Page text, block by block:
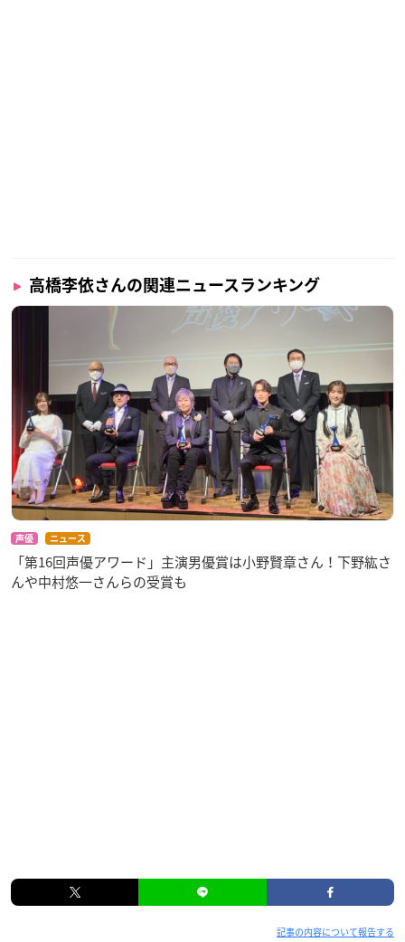
高橋李依さんの関連ニュースランキング
声優 ニュース
「第16回声優アワード」主演男優賞は小野賢章さん！下野紘さ
んや中村悠一さんらの受賞も
記事の内容について報告する